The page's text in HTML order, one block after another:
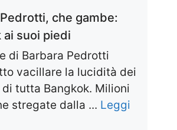
che gambe:
ai suoi piedi
di Barbara Pedrotti
vacillare la lucidità dei
tutta Bangkok. Milioni
stregate dalla ... Leggi